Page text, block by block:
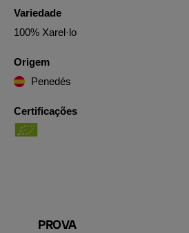
Variedade
100% Xarel·lo
Origem
Penedés
Certificações
PROVA